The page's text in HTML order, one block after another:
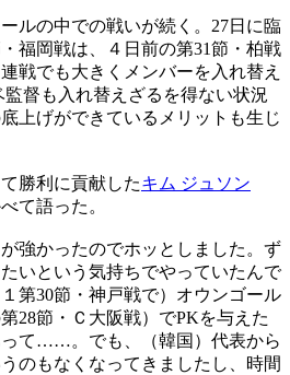
ルの中での戦いが続く。27日に臨
福岡戦は、４日前の第31節・柏戦
戦でも大きくメンバーを入れ替え
督も入れ替えざるを得ない状況
上げができているメリットも生じ
勝利に貢献したキム ジュソン
て語った。
強かったのでホッとしました。ず
いという気持ちでやっていたんで
第30節・神戸戦で）オウンゴール
28節・Ｃ大阪戦）でPKを与えた
って……。でも、（韓国）代表から
のもなくなってきましたし、時間